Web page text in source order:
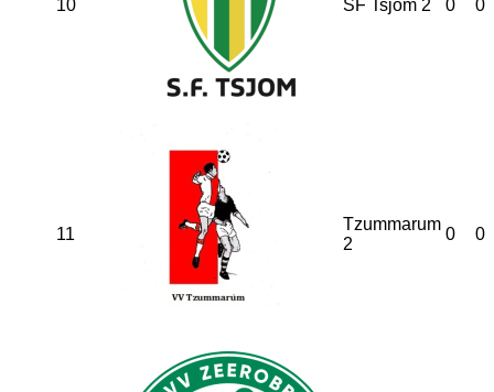
10 SF Tsjom 2 0 0
11
Tzummarum
2
0 0